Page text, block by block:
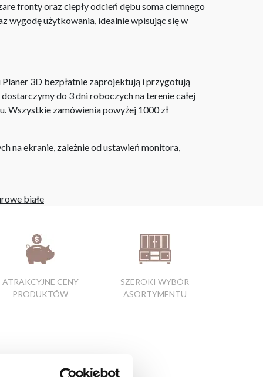
fronty oraz ciepły odcień dębu soma ciemnego
wygodę użytkowania, idealnie wpisując się w
3D bezpłatnie zaprojektują i przygotują
do 3 dni roboczych na terenie całej
Wszystkie zamówienia powyżej 1000 zł
na ekranie, zależnie od ustawień monitora,
białe
ATRAKCYJNE CENY
PRODUKTÓW
SZEROKI WYBÓR
ASORTYMENTU